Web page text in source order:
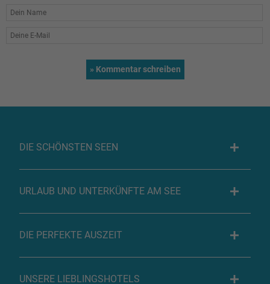
DIE SCHÖNSTEN SEEN
URLAUB UND UNTERKÜNFTE AM SEE
DIE PERFEKTE AUSZEIT
UNSERE LIEBLINGSHOTELS